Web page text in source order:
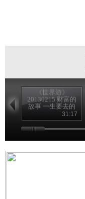
《世界游》
20130215 财富的
故事 一生要去的
31:17